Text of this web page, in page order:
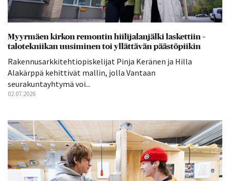
Myyrmäen kirkon remontin hiilijalanjälki laskettiin –
talotekniikan uusiminen toi yllättävän päästöpiikin
Rakennusarkkitehtiopiskelijat Pinja Keränen ja Hilla
Alakärppä kehittivät mallin, jolla Vantaan
seurakuntayhtymä voi...
02.07.2026